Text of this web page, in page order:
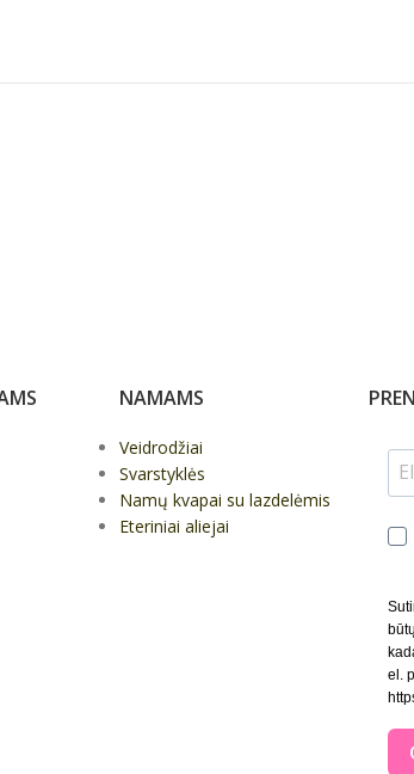
NAMAMS
Veidrodžiai
Svarstyklės
Namų kvapai su lazdelėmis
Eteriniai aliejai
el.